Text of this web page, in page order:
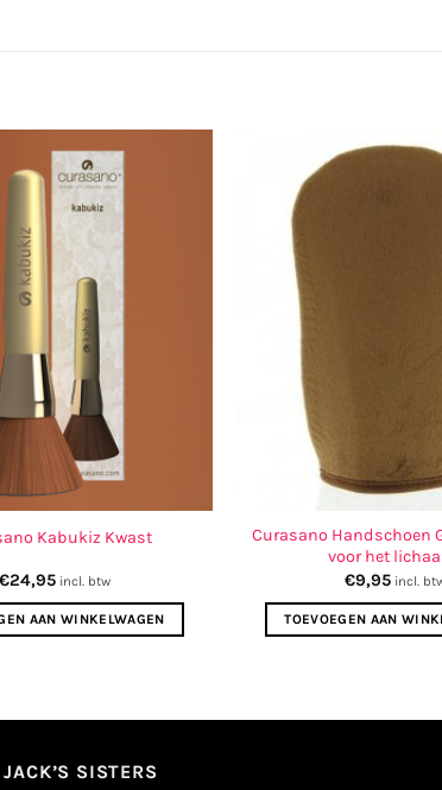
Kabukiz Kwast
€24,95 incl. btw
AAN WINKELWAGEN
Curasano Handschoen
voor het
€9,95 incl.
TOEVOEGEN AAN
JACK’S SISTERS